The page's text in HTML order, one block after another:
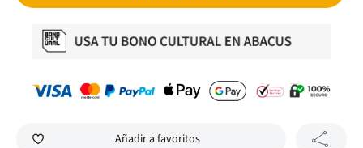
Añadir a favoritos